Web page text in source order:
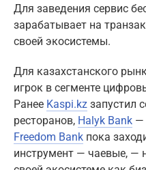
Для заведения сервис
зарабатывает на
своей экосистемы.
Для казахстанского
игрок в сегменте
Ранее Kaspi.kz запустил
ресторанов, Halyk Bank —
Freedom Bank пока
инструмент — чаевые, —